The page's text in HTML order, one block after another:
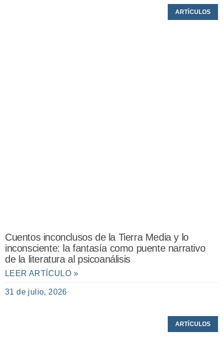
ARTÍCULOS
Cuentos inconclusos de la Tierra Media y lo
inconsciente: la fantasía como puente narrativo
de la literatura al psicoanálisis
LEER ARTÍCULO »
31 de julio, 2026
ARTÍCULOS